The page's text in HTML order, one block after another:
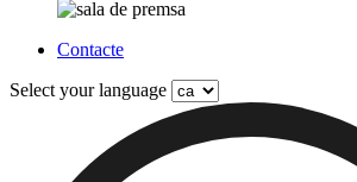
Contacte
Select your language